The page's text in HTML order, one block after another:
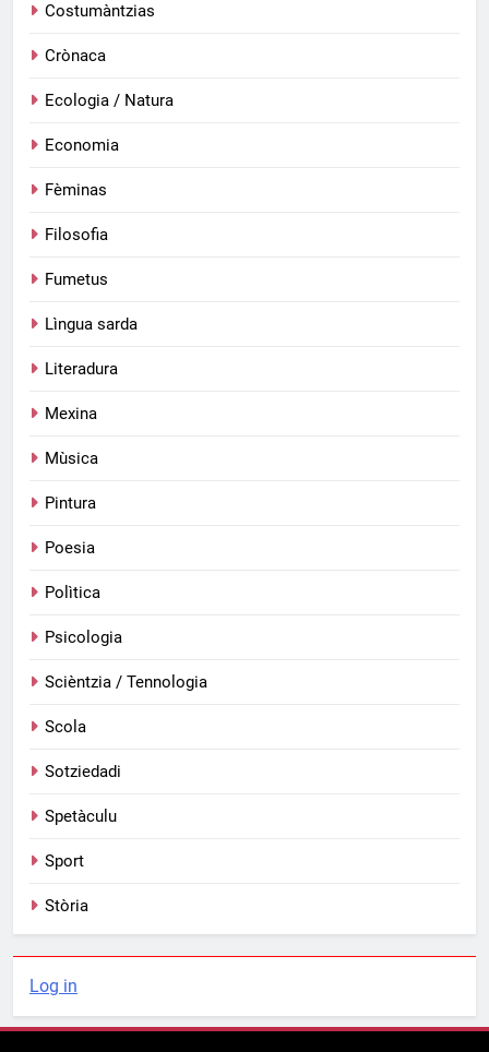
Costumàntzias
Crònaca
Ecologia / Natura
Economia
Fèminas
Filosofia
Fumetus
Lìngua sarda
Literadura
Mexina
Mùsica
Pintura
Poesia
Polìtica
Psicologia
Scièntzia / Tennologia
Scola
Sotziedadi
Spetàculu
Sport
Stòria
Log in